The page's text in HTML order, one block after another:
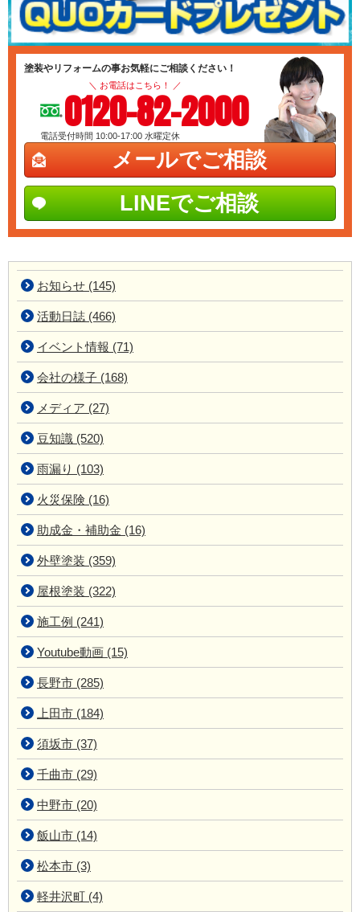
塗装やリフォームの事お気軽にご相談ください！
＼ お電話はこちら！ ／
0120-82-2000
電話受付時間 10:00-17:00 水曜定休
メールでご相談
LINEでご相談
お知らせ (145)
活動日誌 (466)
イベント情報 (71)
会社の様子 (168)
メディア (27)
豆知識 (520)
雨漏り (103)
火災保険 (16)
助成金・補助金 (16)
外壁塗装 (359)
屋根塗装 (322)
施工例 (241)
Youtube動画 (15)
長野市 (285)
上田市 (184)
須坂市 (37)
千曲市 (29)
中野市 (20)
飯山市 (14)
松本市 (3)
軽井沢町 (4)